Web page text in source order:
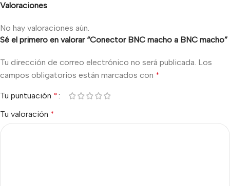
Valoraciones
No hay valoraciones aún.
Sé el primero en valorar “Conector BNC macho a BNC macho”
Tu dirección de correo electrónico no será publicada. Los
campos obligatorios están marcados con *
Tu puntuación *
Tu valoración *